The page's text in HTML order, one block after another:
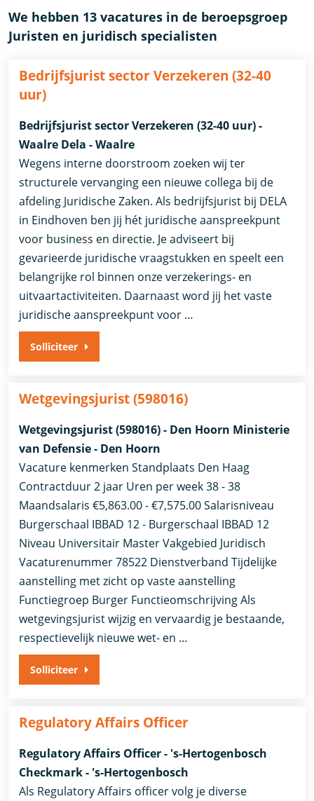
We hebben 13 vacatures in de beroepsgroep
Juristen en juridisch specialisten
Bedrijfsjurist sector Verzekeren (32-40
uur)
Bedrijfsjurist sector Verzekeren (32-40 uur) -
Waalre Dela - Waalre
Wegens interne doorstroom zoeken wij ter
structurele vervanging een nieuwe collega bij de
afdeling Juridische Zaken. Als bedrijfsjurist bij DELA
in Eindhoven ben jij hét juridische aanspreekpunt
voor business en directie. Je adviseert bij
gevarieerde juridische vraagstukken en speelt een
belangrijke rol binnen onze verzekerings- en
uitvaartactiviteiten. Daarnaast word jij het vaste
juridische aanspreekpunt voor …
Solliciteer
Wetgevingsjurist (598016)
Wetgevingsjurist (598016) - Den Hoorn Ministerie
van Defensie - Den Hoorn
Vacature kenmerken Standplaats Den Haag
Contractduur 2 jaar Uren per week 38 - 38
Maandsalaris €5,863.00 - €7,575.00 Salarisniveau
Burgerschaal IBBAD 12 - Burgerschaal IBBAD 12
Niveau Universitair Master Vakgebied Juridisch
Vacaturenummer 78522 Dienstverband ​Tijdelijke
aanstelling met zicht op vaste aanstelling​
Functiegroep Burger Functieomschrijving Als
wetgevingsjurist wijzig en vervaardig je bestaande,
respectievelijk nieuwe wet- en …
Solliciteer
Regulatory Affairs Officer
Regulatory Affairs Officer - 's-Hertogenbosch
Checkmark - 's-Hertogenbosch
Als Regulatory Affairs officer volg je diverse